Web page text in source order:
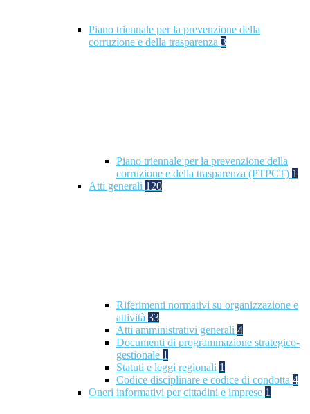
Piano triennale per la prevenzione della
corruzione e della trasparenza 3
Piano triennale per la prevenzione della
corruzione e della trasparenza (PTPCT) 1
Atti generali 120
Riferimenti normativi su organizzazione e
attività 33
Atti amministrativi generali 4
Documenti di programmazione strategico-
gestionale 1
Statuti e leggi regionali 1
Codice disciplinare e codice di condotta 4
Oneri informativi per cittadini e imprese 1